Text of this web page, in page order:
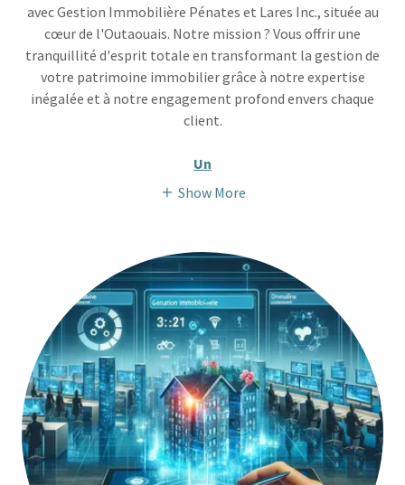
avec Gestion Immobilière Pénates et Lares Inc., située au
cœur de l'Outaouais. Notre mission ? Vous offrir une
tranquillité d'esprit totale en transformant la gestion de
votre patrimoine immobilier grâce à notre expertise
inégalée et à notre engagement profond envers chaque
client.
Un
Show More